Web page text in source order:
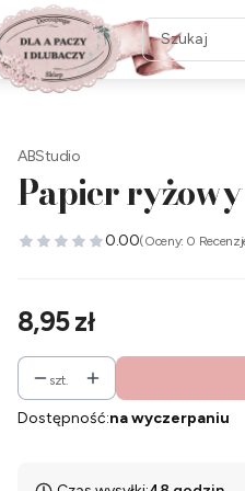
ABStudio
Papier
0.00(Oceny: 0
Cena
8,95 zł
szt.
Dostępność:na wyczerpaniu